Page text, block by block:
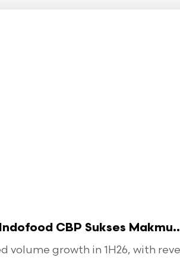
CBP Sukses
volume growth in 1H26, with